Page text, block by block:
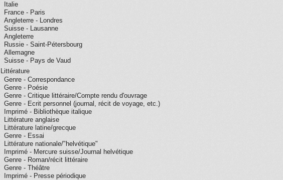
Italie
France - Paris
Angleterre - Londres
Suisse - Lausanne
Angleterre
Russie - Saint-Pétersbourg
Allemagne
Suisse - Pays de Vaud
Littérature
Genre - Correspondance
Genre - Poésie
Genre - Critique littéraire/Compte rendu d'ouvrage
Genre - Ecrit personnel (journal, récit de voyage, etc.)
Imprimé - Bibliothèque italique
Littérature anglaise
Littérature latine/grecque
Genre - Essai
Littérature nationale/"helvétique"
Imprimé - Mercure suisse/Journal helvétique
Genre - Roman/récit littéraire
Genre - Théâtre
Imprimé - Presse périodique